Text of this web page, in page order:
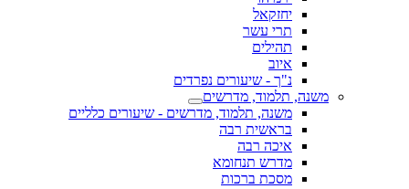
יחזקאל
תרי עשר
תהילים
איוב
נ"ך - שיעורים נפרדים
משנה, תלמוד, מדרשים
משנה, תלמוד, מדרשים - שיעורים כלליים
בראשית רבה
איכה רבה
מדרש תנחומא
מסכת ברכות